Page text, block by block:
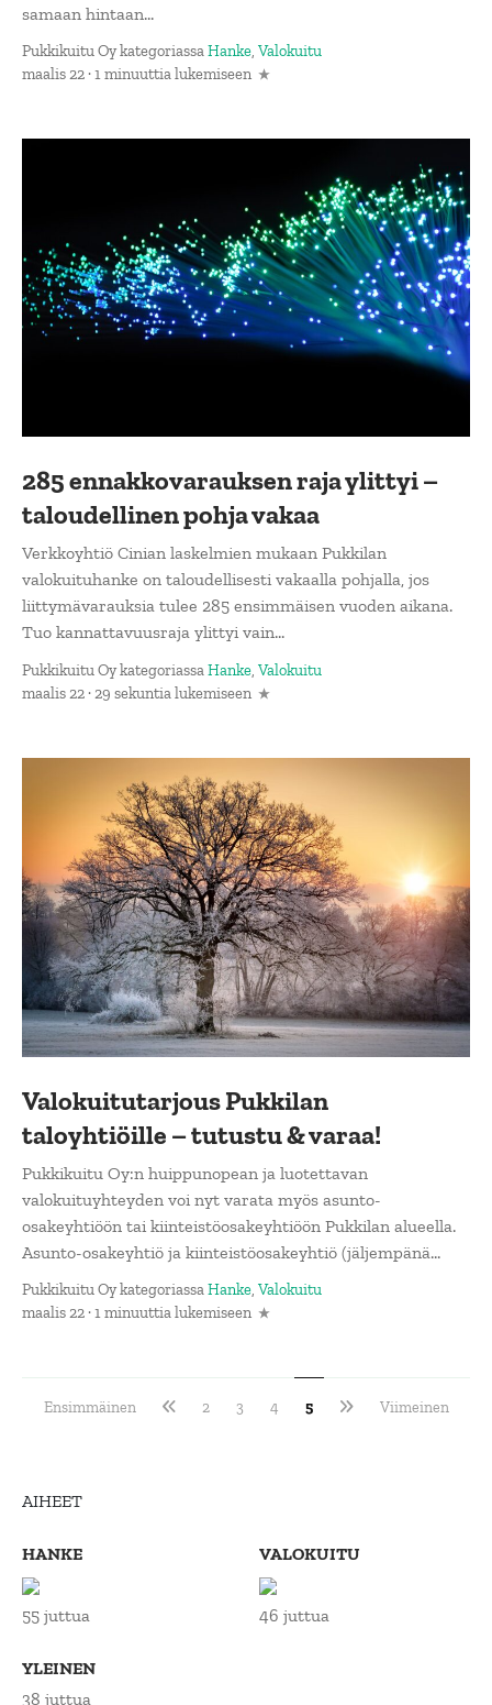
samaan hintaan...
Pukkikuitu OykategoriassaHanke, Valokuitu
maalis 22 · 1 minuuttia lukemiseen
285 ennakkovarauksen raja ylittyi –
taloudellinen pohja vakaa
Verkkoyhtiö Cinian laskelmien mukaan Pukkilan
valokuituhanke on taloudellisesti vakaalla pohjalla, jos
liittymävarauksia tulee 285 ensimmäisen vuoden aikana.
Tuo kannattavuusraja ylittyi vain...
Pukkikuitu Oykategoriassa Hanke Valokuitu
maalis 22 · 29 sekuntia lukemiseen
Valokuitutarjous Pukkilan
taloyhtiöille – tutustu & varaa!
Pukkikuitu Oy:n huippunopean ja luotettavan
valokuituyhteyden voi nyt varata myös asunto-
osakeyhtiöön tai kiinteistöosakeyhtiöön Pukkilan alueella.
Asunto-osakeyhtiö ja kiinteistöosakeyhtiö (jäljempänä...
Pukkikuitu OykategoriassaHanke, Valokuitu
maalis 22 · 1 minuuttia lukemiseen
Ensimmäinen 2 3 4 5 Viimeinen
AIHEET
HANKE
55 juttua
VALOKUITU
46 juttua
YLEINEN
38 juttua